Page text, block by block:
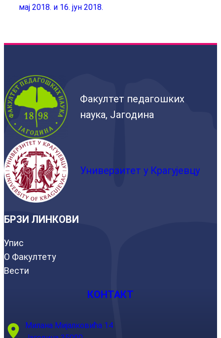
мај 2018. и 16. јун 2018.
Факултет педагошких
наука, Јагодина
Универзитет у Крагујевцу
БРЗИ ЛИНКОВИ
Упис
О Факултету
Вести
КОНТАКТ
Милана Мијалковића 14